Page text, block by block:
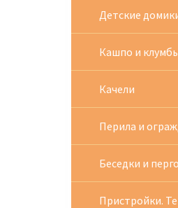
Детские
Кашпо и
Качели
Перила и
Беседки и
Пристройки.